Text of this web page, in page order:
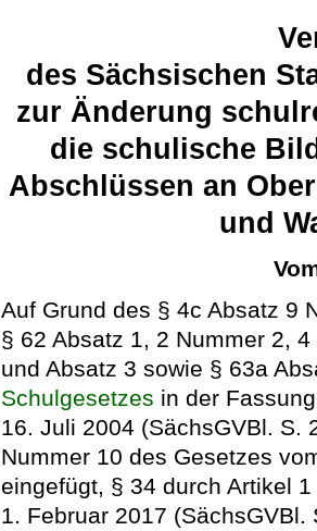
des Sächsischen
zur Änderung
die schulische
Abschlüssen an
und
Auf Grund des § 4c Absatz 9
§ 62 Absatz 1, 2 Nummer 2,
und Absatz 3 sowie § 63a
Schulgesetzes in der
16. Juli 2004 (SächsGVBl. S.
Nummer 10 des Gesetzes
eingefügt, § 34 durch Artikel
1. Februar 2017